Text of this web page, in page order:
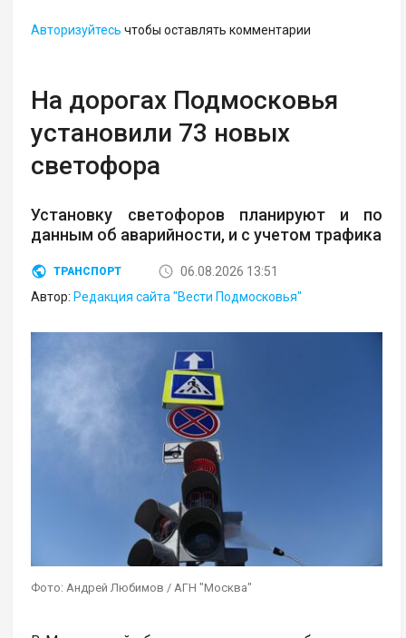
Авторизуйтесь чтобы оставлять комментарии
На дорогах Подмосковья
установили 73 новых
светофора
Установку светофоров планируют и по
данным об аварийности, и с учетом трафика
ТРАНСПОРТ
06.08.2026 13:51
Автор: Редакция сайта "Вести Подмосковья"
Фото: Андрей Любимов / АГН "Москва"